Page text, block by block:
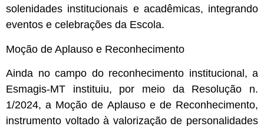
solenidades institucionais e acadêmicas, integrando
eventos e celebrações da Escola.
Moção de Aplauso e Reconhecimento
Ainda no campo do reconhecimento institucional, a
Esmagis-MT instituiu, por meio da Resolução n.
1/2024, a Moção de Aplauso e de Reconhecimento,
instrumento voltado à valorização de personalidades